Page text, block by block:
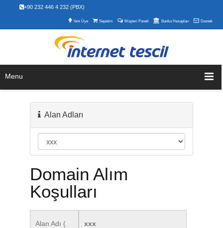
+90 232 446 4 232 (PBX)
Yeni Üye Sepetim Müşteri Paneli Banka Hesapları Destek
Menu
Alan Adları
Domain Alım
Koşulları
Alan Adı (
xxx